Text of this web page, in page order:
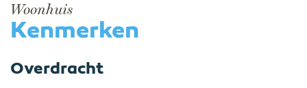
Woonhuis
Kenmerken
Overdracht